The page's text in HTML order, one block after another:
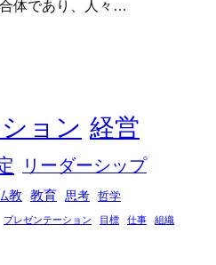
体であり、人々…
ョン 経営
リーダーシップ
教 教育 思考
哲学
プレゼンテーション 目標 仕事 組織